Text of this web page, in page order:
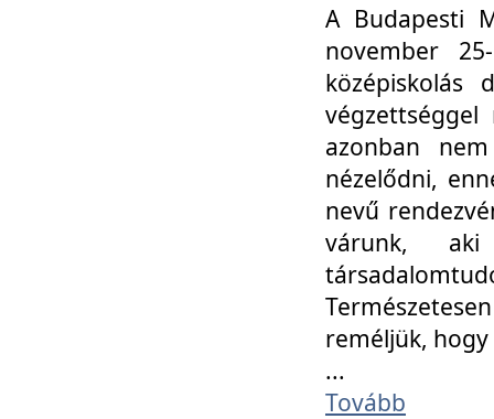
A Budapesti
november
középiskolás
azonban
nézelődni,
nevű
várunk, aki
reméljük,
...
Tovább